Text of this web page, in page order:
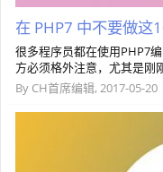
在 PHP7 中不要做这
很多程序员都在使用PHP7
方必须格外注意，尤其是刚
By CH首席编辑, 2017-05-20